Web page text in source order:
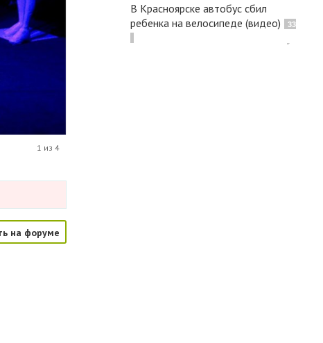
1 из 4
на форуме
В Красноярске автобус сбил
ребенка на велосипеде (видео)
33